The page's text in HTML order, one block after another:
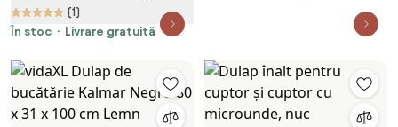
(1)
În stoc
Livrare gratuită